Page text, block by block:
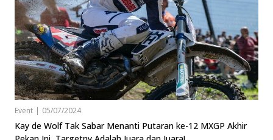
Event | 05/07/2024
Kay de Wolf Tak Sabar Menanti Putaran ke-12 MXGP Akhir